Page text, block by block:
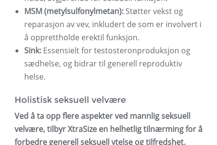
MSM (metylsulfonylmetan): Støtter vekst og
reparasjon av vev, inkludert de som er involvert i
å opprettholde erektil funksjon.
Sink: Essensielt for testosteronproduksjon og
sædhelse, og bidrar til generell reproduktiv
helse.
Holistisk seksuell velvære
Ved å ta opp flere aspekter ved mannlig seksuell
velvære, tilbyr XtraSize en helhetlig tilnærming for å
forbedre generell seksuell ytelse og tilfredshet.